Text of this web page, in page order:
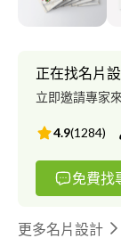
奇科創意設計銀獎、
顧問主管 ．新加坡 blackplant 品牌設計師 ．美商 lifegear 品牌設
計主管 設計專長 ．平面設計、型錄設計/國外參展文宣設計 ．品牌
正在找名片
立即邀請專家
4.9(1284)
免費找
更多名片設計